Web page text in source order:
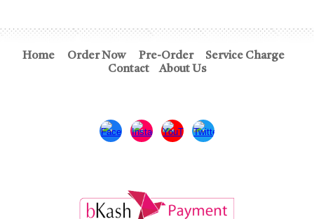
Home Order Now Pre-Order
Service Charge
Contact
About Us